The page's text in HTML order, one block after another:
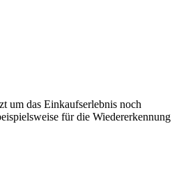
um das Einkaufserlebnis noch
für die Wiedererkennung